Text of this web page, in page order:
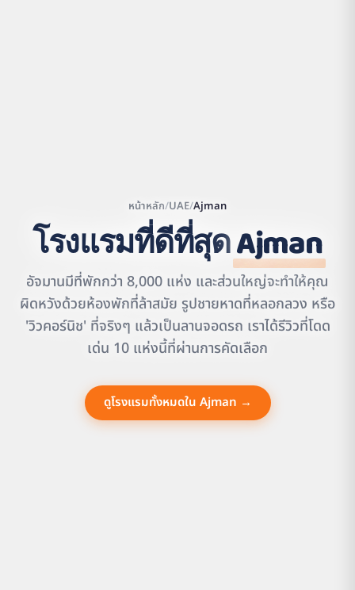
Leaflet |©
CARTO
หน้าหลัก/UAE/Ajman
โรงแรมที่ดีที่สุดAjman
อัจมานมีที่พักกว่า 8,000 แห่ง และส่วนใหญ่จะทำให้คุณ
ผิดหวังด้วยห้องพักที่ล้าสมัย รูปชายหาดที่หลอกลวง หรือ
'วิวคอร์นิช' ที่จริงๆ แล้วเป็นลานจอดรถ เราได้รีวิวที่โดด
เด่น 10 แห่งนี้ที่ผ่านการคัดเลือก
ดูโรงแรมทั้งหมดใน Ajman →